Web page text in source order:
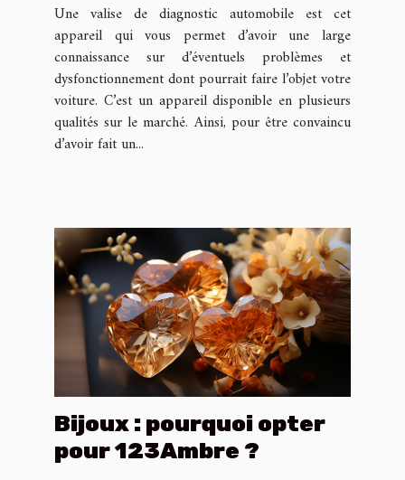
Une valise de diagnostic automobile est cet
appareil qui vous permet d’avoir une large
connaissance sur d’éventuels problèmes et
dysfonctionnement dont pourrait faire l’objet votre
voiture. C’est un appareil disponible en plusieurs
qualités sur le marché. Ainsi, pour être convaincu
d’avoir fait un...
Bijoux : pourquoi opter
pour 123Ambre ?